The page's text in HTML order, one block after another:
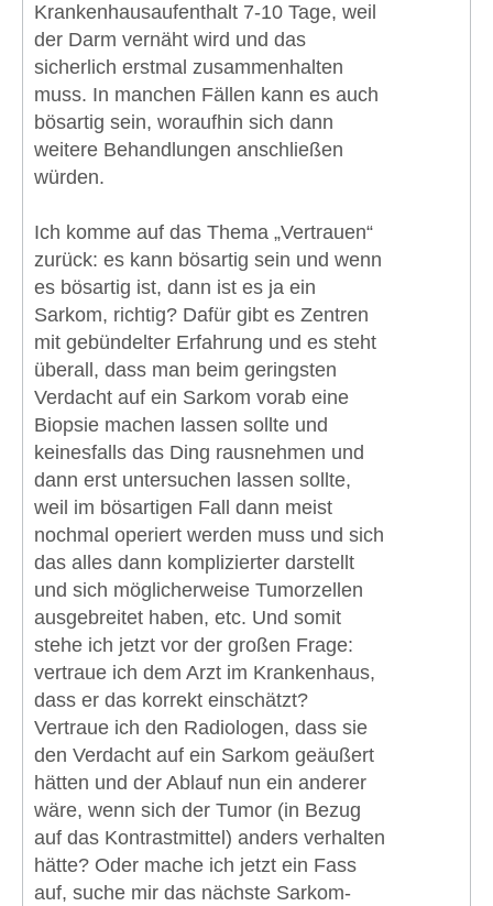
Krankenhausaufenthalt 7-10 Tage, weil
der Darm vernäht wird und das
sicherlich erstmal zusammenhalten
muss. In manchen Fällen kann es auch
bösartig sein, woraufhin sich dann
weitere Behandlungen anschließen
würden.
Ich komme auf das Thema „Vertrauen“
zurück: es kann bösartig sein und wenn
es bösartig ist, dann ist es ja ein
Sarkom, richtig? Dafür gibt es Zentren
mit gebündelter Erfahrung und es steht
überall, dass man beim geringsten
Verdacht auf ein Sarkom vorab eine
Biopsie machen lassen sollte und
keinesfalls das Ding rausnehmen und
dann erst untersuchen lassen sollte,
weil im bösartigen Fall dann meist
nochmal operiert werden muss und sich
das alles dann komplizierter darstellt
und sich möglicherweise Tumorzellen
ausgebreitet haben, etc. Und somit
stehe ich jetzt vor der großen Frage:
vertraue ich dem Arzt im Krankenhaus,
dass er das korrekt einschätzt?
Vertraue ich den Radiologen, dass sie
den Verdacht auf ein Sarkom geäußert
hätten und der Ablauf nun ein anderer
wäre, wenn sich der Tumor (in Bezug
auf das Kontrastmittel) anders verhalten
hätte? Oder mache ich jetzt ein Fass
auf, suche mir das nächste Sarkom-